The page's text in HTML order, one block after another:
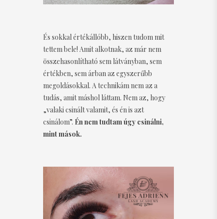
És sokkal értékállóbb, hiszen tudom mit
tettem bele! Amit alkotnak, az már nem
összehasonlítható sem látványban, sem
értékben, sem árban az egyszerűbb
megoldásokkal. A technikám nem az a
tudás, amit máshol láttam. Nem az, hogy
„valaki csinált valamit, és én is azt
csinálom”. Én nem tudtam úgy csinálni,
mint mások.